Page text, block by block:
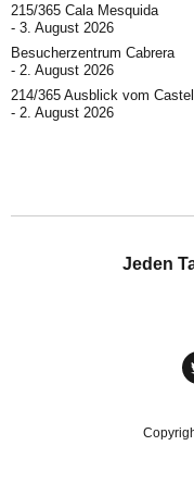
215/365 Cala Mesquida
3. August 2026
Besucherzentrum Cabrera
2. August 2026
214/365 Ausblick vom
2. August 2026
Jeden